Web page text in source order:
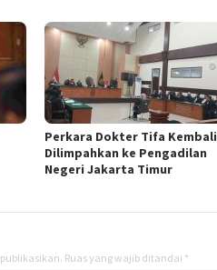
Perkara Dokter Tifa Kembali
Dilimpahkan ke Pengadilan
Negeri Jakarta Timur
Ruas yang wajib ditandai *